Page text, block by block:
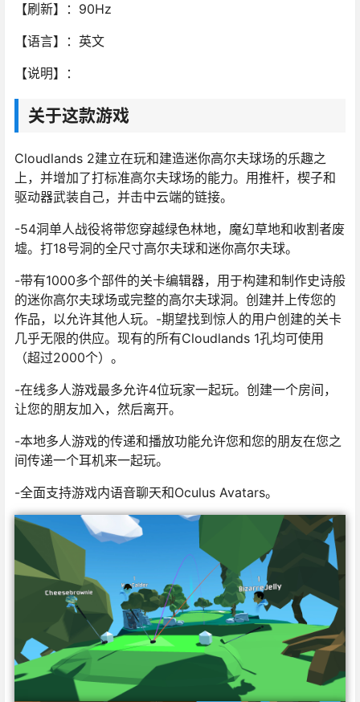
【刷新】：90Hz
【语言】：英文
【说明】：
关于这款游戏
Cloudlands 2建立在玩和建造迷你高尔夫球场的乐趣之
上，并增加了打标准高尔夫球场的能力。用推杆，楔子和
驱动器武装自己，并击中云端的链接。
-54洞单人战役将带您穿越绿色林地，魔幻草地和收割者废
墟。打18号洞的全尺寸高尔夫球和迷你高尔夫球。
-带有1000多个部件的关卡编辑器，用于构建和制作史诗般
的迷你高尔夫球场或完整的高尔夫球洞。创建并上传您的
作品，以允许其他人玩。-期望找到惊人的用户创建的关卡
几乎无限的供应。现有的所有Cloudlands 1孔均可使用
（超过2000个）。
-在线多人游戏最多允许4位玩家一起玩。创建一个房间，
让您的朋友加入，然后离开。
-本地多人游戏的传递和播放功能允许您和您的朋友在您之
间传递一个耳机来一起玩。
-全面支持游戏内语音聊天和Oculus Avatars。